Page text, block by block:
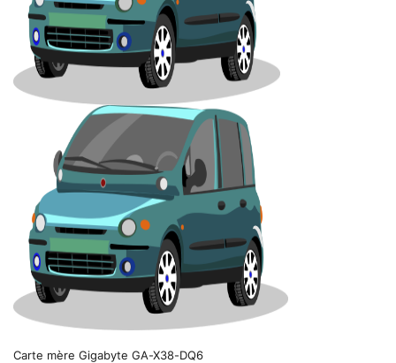
Carte mère Gigabyte GA-X38-DQ6